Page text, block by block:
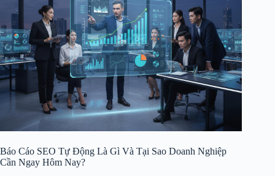
Báo Cáo SEO Tự Động Là Gì Và Tại Sao Doanh Nghiệp
Cần Ngay Hôm Nay?